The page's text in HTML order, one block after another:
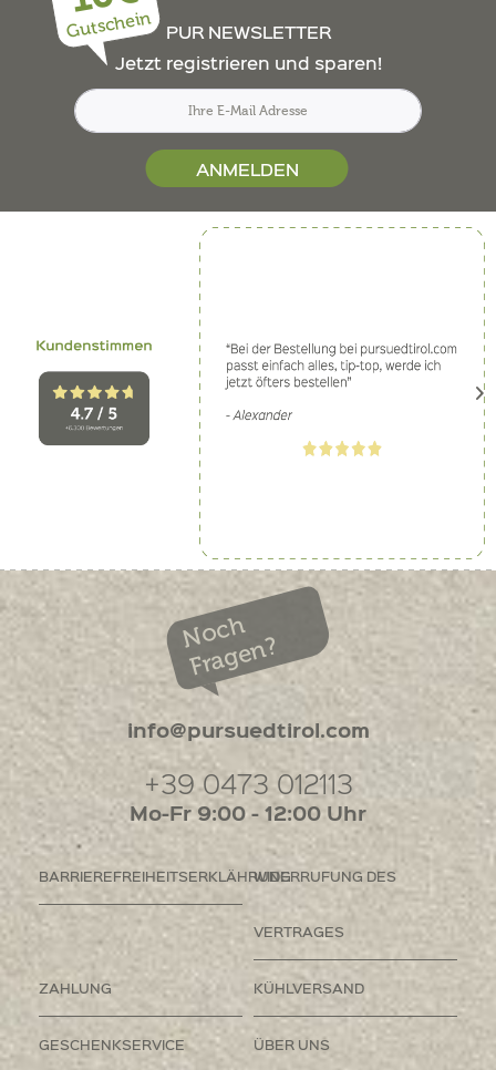
Gutschein
PUR NEWSLETTER
Jetzt registrieren und sparen!
ANMELDEN
Noch
Fragen?
info@pursuedtirol.com
+39 0473 012113
Mo-Fr 9:00 - 12:00 Uhr
BARRIEREFREIHEITSERKLÄHRUNGWIDERRUFUNG DES
VERTRAGES
ZAHLUNG KÜHLVERSAND
GESCHENKSERVICE ÜBER UNS